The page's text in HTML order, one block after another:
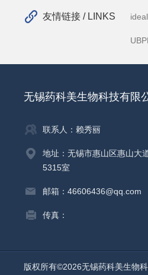
体都
友情链接 / LINKS
无锡药科美生物科技有限
联系人：赖秀丽
地址：无锡市惠山区惠山大
5315室
邮箱：46606436@qq.com
传真：
版权所有©2026无锡药科美生